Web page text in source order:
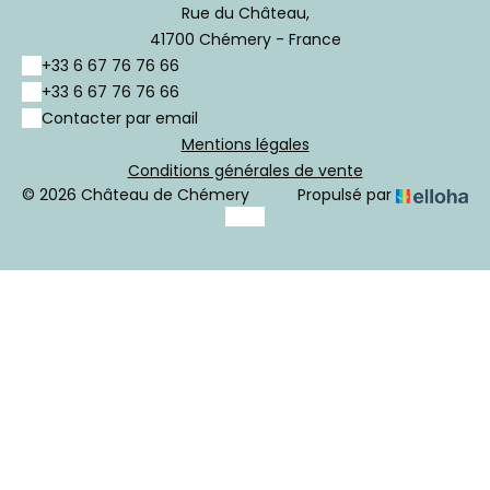
Rue du Château,
41700 Chémery - France
+33 6 67 76 76 66
+33 6 67 76 76 66
Contacter par email
Mentions légales
Conditions générales de vente
© 2026 Château de Chémery
Propulsé par